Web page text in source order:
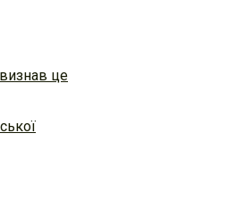
це